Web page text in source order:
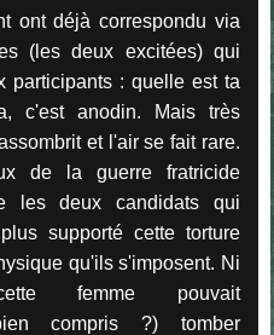
ont déjà correspondu via
(les deux excitées) qui
participants : quelle est ta
c'est anodin. Mais très
et l'air se fait rare.
de la guerre fratricide
les deux candidats qui
supporté cette torture
qu'ils s'imposent. Ni
femme pouvait
compris ?) tomber